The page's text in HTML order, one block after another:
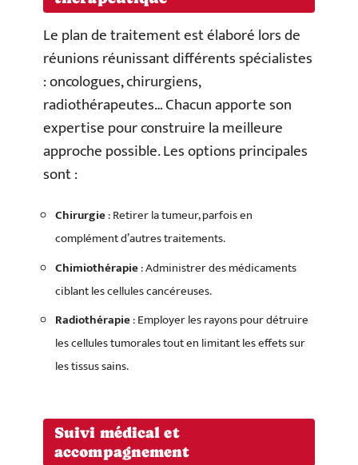
Le plan de traitement est élaboré lors de
réunions réunissant différents spécialistes
: oncologues, chirurgiens,
radiothérapeutes… Chacun apporte son
expertise pour construire la meilleure
approche possible. Les options principales
sont :
Chirurgie: Retirer la tumeur, parfois en
complément d’autres traitements.
Chimiothérapie: Administrer des médicaments
ciblant les cellules cancéreuses.
Radiothérapie: Employer les rayons pour détruire
les cellules tumorales tout en limitant les effets sur
les tissus sains.
Suivi médical et
accompagnement